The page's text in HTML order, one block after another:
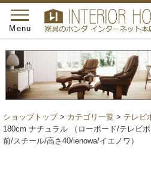
toggle
navigation
Menu
ショップトップ> カテゴリ一覧 > テレビ
180cm ナチュラル （ローボード/テレビ
前/スチール/高さ40/ienowa/イエノワ）